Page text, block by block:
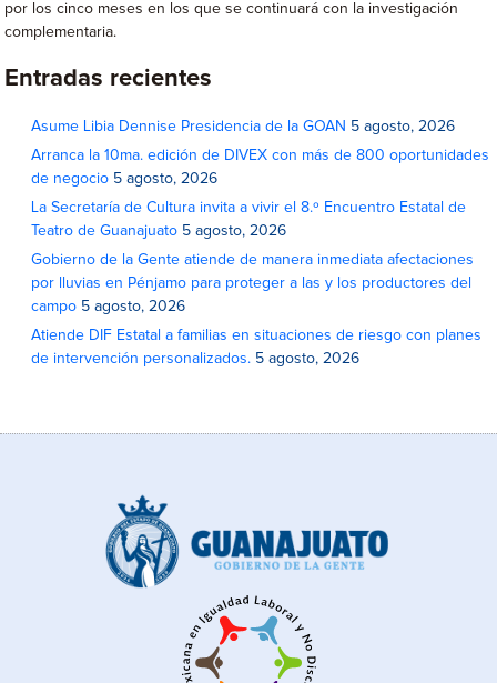
por los cinco meses en los que se continuará con la investigación
complementaria.
Entradas recientes
Asume Libia Dennise Presidencia de la GOAN 5 agosto, 2026
Arranca la 10ma. edición de DIVEX con más de 800 oportunidades
de negocio 5 agosto, 2026
La Secretaría de Cultura invita a vivir el 8.º Encuentro Estatal de
Teatro de Guanajuato 5 agosto, 2026
Gobierno de la Gente atiende de manera inmediata afectaciones
por lluvias en Pénjamo para proteger a las y los productores del
campo 5 agosto, 2026
Atiende DIF Estatal a familias en situaciones de riesgo con planes
de intervención personalizados. 5 agosto, 2026